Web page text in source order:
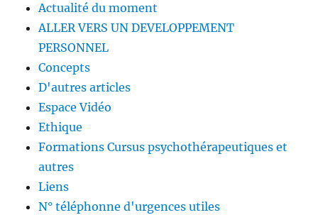
Actualité du moment
ALLER VERS UN DEVELOPPEMENT
PERSONNEL
Concepts
D'autres articles
Espace Vidéo
Ethique
Formations Cursus psychothérapeutiques et
autres
Liens
N° téléphonne d'urgences utiles